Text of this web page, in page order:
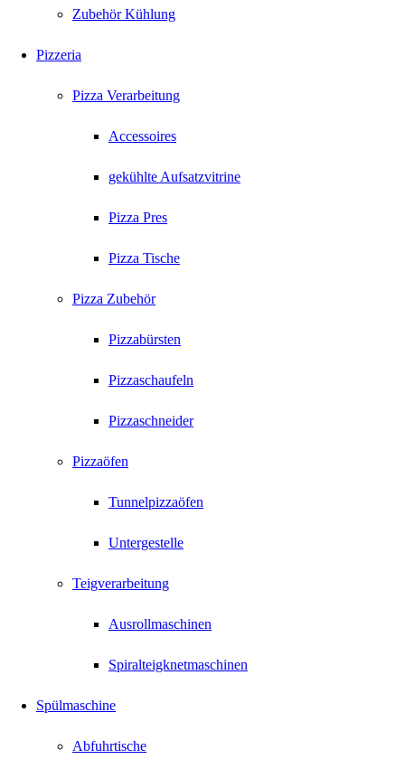
Zubehör Kühlung
Pizzeria
Pizza Verarbeitung
Accessoires
gekühlte Aufsatzvitrine
Pizza Pres
Pizza Tische
Pizza Zubehör
Pizzabürsten
Pizzaschaufeln
Pizzaschneider
Pizzaöfen
Tunnelpizzaöfen
Untergestelle
Teigverarbeitung
Ausrollmaschinen
Spiralteigknetmaschinen
Spülmaschine
Abfuhrtische